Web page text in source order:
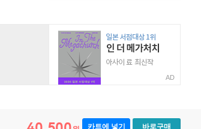
AD
카트에 넣기 바로구매